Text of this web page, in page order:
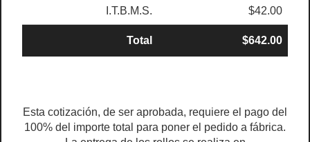
I.T.B.M.S. $42.00
Total $642.00
Esta cotización, de ser aprobada, requiere el pago del
100% del importe total para poner el pedido a fábrica.